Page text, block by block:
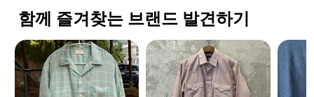
함께 즐겨찾는 브랜드 발견하기